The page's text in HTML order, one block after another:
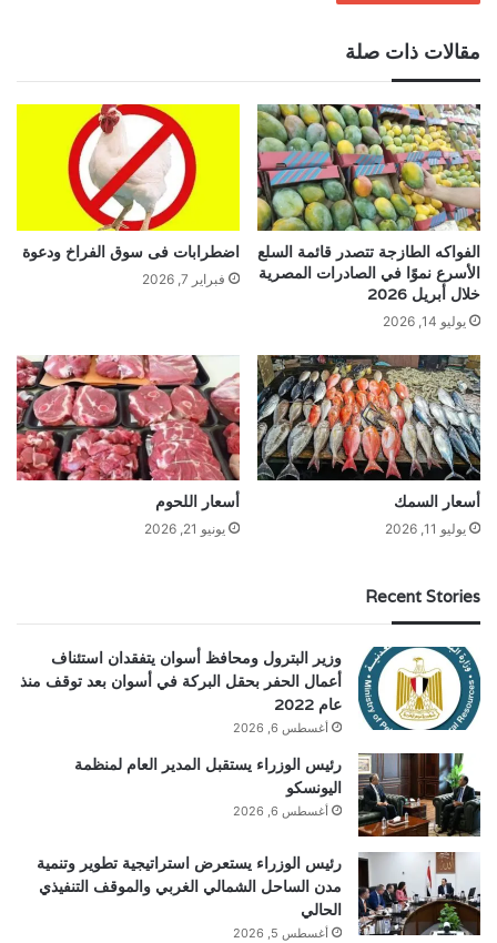
مقالات ذات صلة
الفواكه الطازجة تتصدر قائمة السلع
الأسرع نموًا في الصادرات المصرية
خلال أبريل 2026
يوليو 14, 2026
اضطرابات فى سوق الفراخ ودعوة
فبراير 7, 2026
أسعار السمك
يوليو 11, 2026
أسعار اللحوم
يونيو 21, 2026
Recent Stories
وزير البترول ومحافظ أسوان يتفقدان استئناف
أعمال الحفر بحقل البركة في أسوان بعد توقف منذ
عام 2022
أغسطس 6, 2026
رئيس الوزراء يستقبل المدير العام لمنظمة
اليونسكو
أغسطس 6, 2026
رئيس الوزراء يستعرض استراتيجية تطوير وتنمية
مدن الساحل الشمالي الغربي والموقف التنفيذي
الحالي
أغسطس 5, 2026